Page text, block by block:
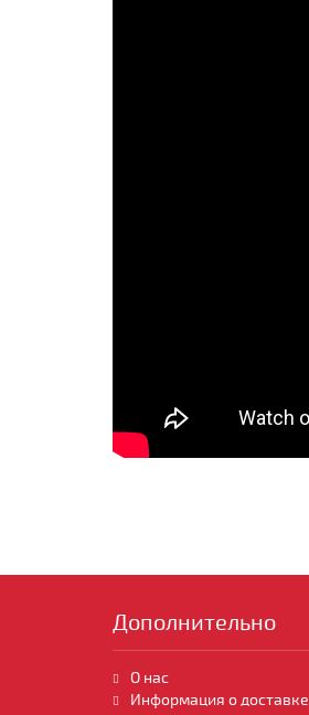
Дополнительно
О нас
Информация о доставке